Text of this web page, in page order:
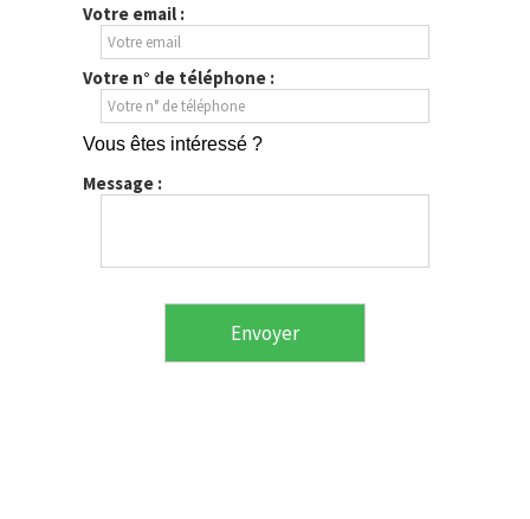
Votre email :
Votre n° de téléphone :
Vous êtes intéressé ?
Message :
Envoyer